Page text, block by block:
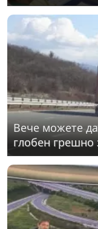
Вече можете
глобен грешно